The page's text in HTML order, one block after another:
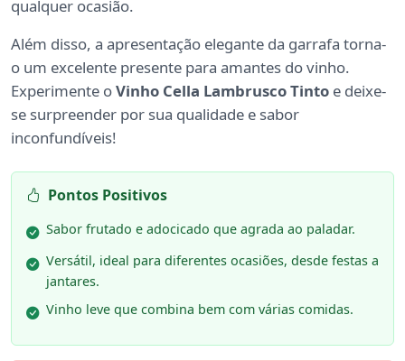
qualquer ocasião.
Além disso, a apresentação elegante da garrafa torna-
o um excelente presente para amantes do vinho.
Experimente oVinho Cella Lambrusco Tinto e deixe-
se surpreender por sua qualidade e sabor
inconfundíveis!
Pontos Positivos
Sabor frutado e adocicado que agrada ao paladar.
Versátil, ideal para diferentes ocasiões, desde festas a
jantares.
Vinho leve que combina bem com várias comidas.